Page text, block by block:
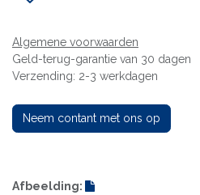
Algemene voorwaarden
Geld-terug-garantie van 30 dagen
Verzending: 2-3 werkdagen
Neem contant met ons op
Afbeelding: